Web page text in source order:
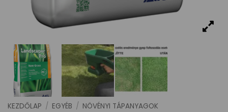
KEZDŐLAP / EGYÉB / NÖVÉNYI TÁPANYAGOK